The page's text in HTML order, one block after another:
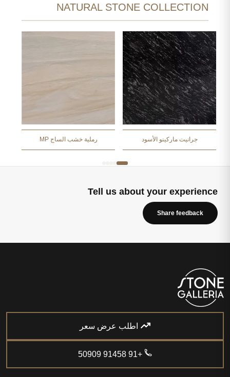
NATURAL STONE COLLECTION
جرانيت ماركينو الأسود رملية خشب الساج MP
Tell us about your experience
Share feedback
اطلب عرض سعر
+91 91458 50909